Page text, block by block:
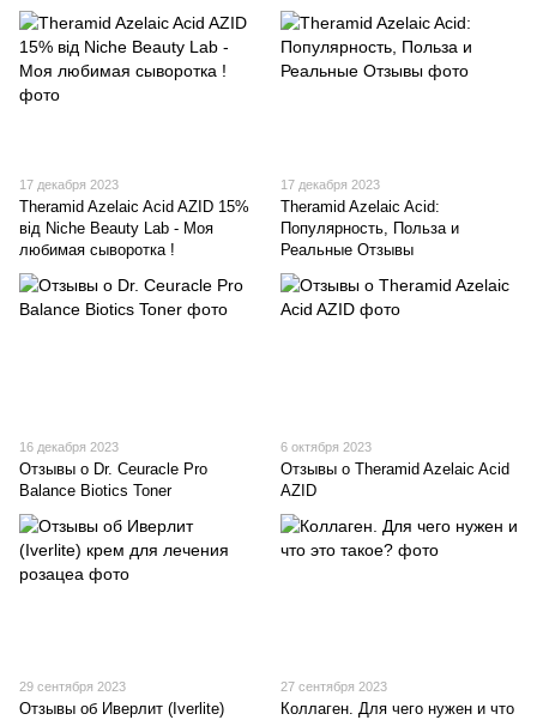
17 декабря 2023
Theramid Azelaic Acid AZID 15%
від Niche Beauty Lab - Моя
любимая сыворотка !
17 декабря 2023
Theramid Azelaic Acid:
Популярность, Польза и
Реальные Отзывы
16 декабря 2023
Отзывы о Dr. Ceuracle Pro
Balance Biotics Toner
6 октября 2023
Отзывы о Theramid Azelaic Acid
AZID
29 сентября 2023
Отзывы об Иверлит (Iverlite)
27 сентября 2023
Коллаген. Для чего нужен и что